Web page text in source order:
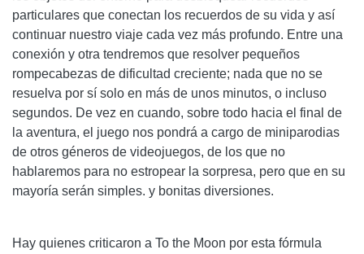
particulares que conectan los recuerdos de su vida y así
continuar nuestro viaje cada vez más profundo. Entre una
conexión y otra tendremos que resolver pequeños
rompecabezas de dificultad creciente; nada que no se
resuelva por sí solo en más de unos minutos, o incluso
segundos. De vez en cuando, sobre todo hacia el final de
la aventura, el juego nos pondrá a cargo de miniparodias
de otros géneros de videojuegos, de los que no
hablaremos para no estropear la sorpresa, pero que en su
mayoría serán simples. y bonitas diversiones.
Hay quienes criticaron a To the Moon por esta fórmula